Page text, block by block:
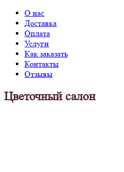
О нас
Доставка
Оплата
Услуги
Как заказать
Контакты
Отзывы
Цветочный салон